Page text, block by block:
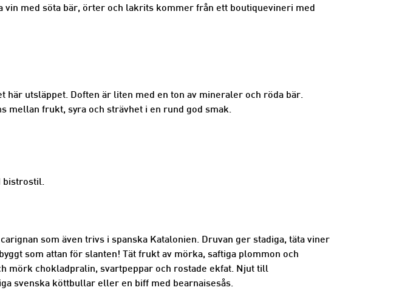
vin med söta bär, örter och lakrits kommer från ett boutiquevineri med
här utsläppet. Doften är liten med en ton av mineraler och röda bär.
mellan frukt, syra och strävhet i en rund god smak.
bistrostil.
som även trivs i spanska Katalonien. Druvan ger stadiga, täta viner
som attan för slanten! Tät frukt av mörka, saftiga plommon och
mörk chokladpralin, svartpeppar och rostade ekfat. Njut till
svenska köttbullar eller en biff med bearnaisesås.